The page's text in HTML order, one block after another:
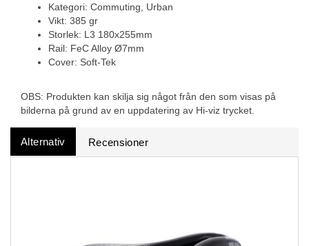
Kategori: Commuting, Urban
Vikt: 385 gr
Storlek: L3 180x255mm
Rail: FeC Alloy Ø7mm
Cover: Soft-Tek
OBS: Produkten kan skilja sig något från den som visas på
bilderna på grund av en uppdatering av Hi-viz trycket.
Alternativ Recensioner